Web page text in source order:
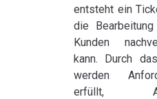
entsteht ein
die
Kunden
kann. Durch
werden
erfüllt,